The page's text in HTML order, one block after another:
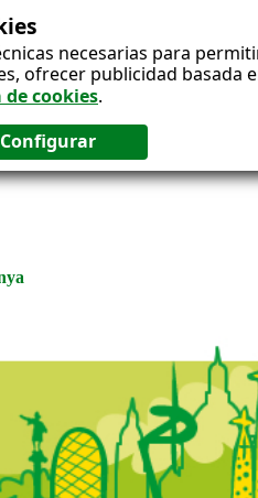
necesarias para
ofrecer publicidad
cookies.